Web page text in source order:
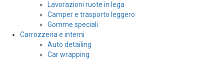
Lavorazioni ruote in lega
Camper e trasporto leggero
Gomme speciali
Carrozzeria e interni
Auto detailing
Car wrapping